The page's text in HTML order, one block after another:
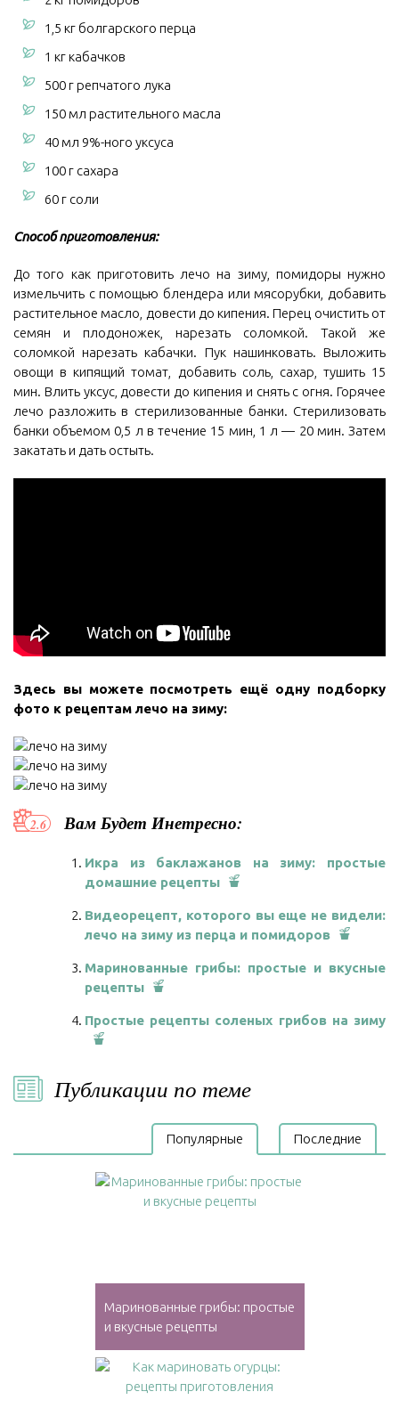
1,5 кг болгарского перца
1 кг кабачков
500 г репчатого лука
150 мл растительного масла
40 мл 9%-ного уксуса
100 г сахара
60 г соли
Способ приготовления:
До того как приготовить лечо на зиму, помидоры нужно
измельчить с помощью блендера или мясорубки, добавить
растительное масло, довести до кипения. Перец очистить от
семян и плодоножек, нарезать соломкой. Такой же
соломкой нарезать кабачки. Пук нашинковать. Выложить
овощи в кипящий томат, добавить соль, сахар, тушить 15
мин. Влить уксус, довести до кипения и снять с огня. Горячее
лечо разложить в стерилизованные банки. Стерилизовать
банки объемом 0,5 л в течение 15 мин, 1 л — 20 мин. Затем
закатать и дать остыть.
Здесь вы можете посмотреть ещё одну подборку
фото к рецептам лечо на зиму:
Вам Будет Инетресно:
Икра из баклажанов на зиму: простые
домашние рецепты
Видеорецепт, которого вы еще не видели:
лечо на зиму из перца и помидоров
Маринованные грибы: простые и вкусные
рецепты
Простые рецепты соленых грибов на зиму
Публикации по теме
Популярные Последние
Маринованные грибы: простые
и вкусные рецепты